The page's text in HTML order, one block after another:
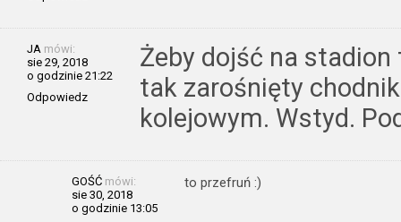
JA mówi:
sie 29, 2018
o godzinie 21:22
Odpowiedz
Żeby dojść na
tak zarośnięty
kolejowym. Wstyd.
GOŚĆ mówi:
sie 30, 2018
o godzinie 13:05
to przefruń :)